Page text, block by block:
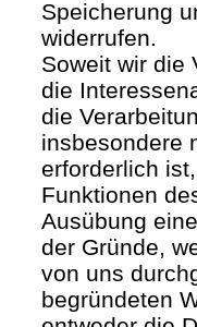
Speicherung
widerrufen.
Soweit wir die
die
die
insbesondere
erforderlich
Funktionen
Ausübung
der Gründe,
von uns
begründeten